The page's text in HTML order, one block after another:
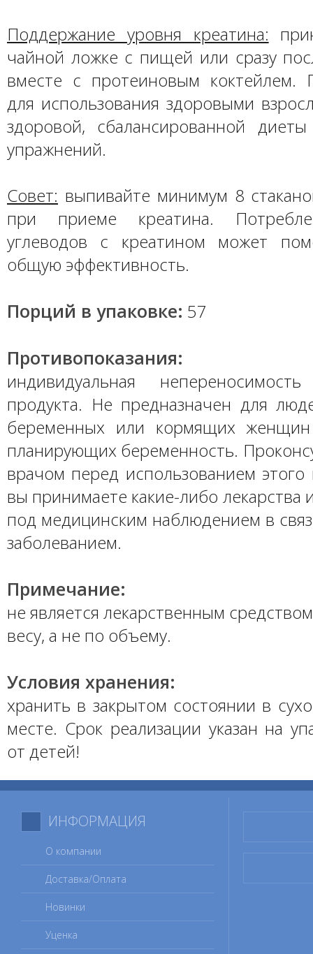
Поддержание уровня креатина:
чайной ложке с пищей или сразу
вместе с протеиновым коктейлем.
для использования здоровыми
здоровой, сбалансированной
упражнений.
Совет: выпивайте минимум 8
при приеме креатина.
углеводов с креатином может
общую эффективность.
Порций в упаковке: 57
Противопоказания:
индивидуальная
продукта. Не предназначен для
беременных или кормящих
планирующих беременность.
врачом перед использованием этого
вы принимаете какие-либо лекарства
под медицинским наблюдением в
заболеванием.
Примечание:
не является лекарственным
весу, а не по объему.
Условия хранения:
хранить в закрытом состоянии в
месте. Срок реализации указан на
от детей!
ИНФОРМАЦИЯ
О компании
Доставка/Оплата
Новинки
Уценка